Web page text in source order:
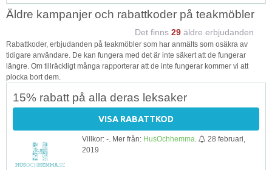
Äldre kampanjer och rabattkoder på teakmöbler
Det finns 29 äldre erbjudanden
Rabattkoder, erbjudanden på teakmöbler som har anmälts som osäkra av
tidigare användare. De kan fungera med det är inte säkert att de fungerar
längre. Om tillräckligt många rapporterar att de inte fungerar kommer vi att
plocka bort dem.
15% rabatt på alla deras leksaker
VISA RABATTKOD
Villkor: -. Mer från: HusOchhemma
28 februari,
2019